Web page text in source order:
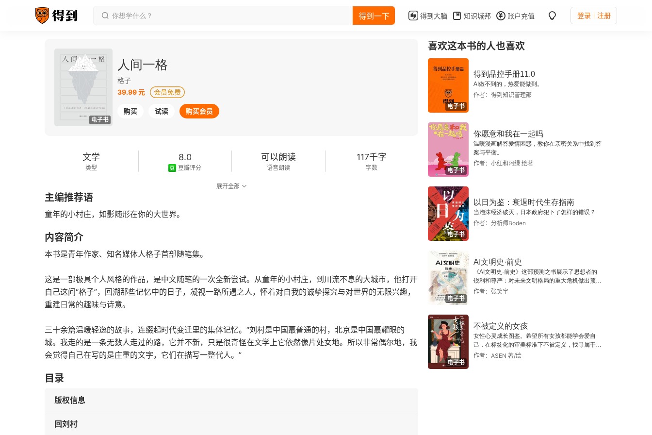
得到一下 得到大脑 知识城邦 账户充值 登录 注册
电子书
人间一格
格子
39.99 元
购买 试读 购买会员
文学
类型
8.0
豆瓣评分
可以朗读
语音朗读
117千字
字数
发行日期
展开全部
主编推荐语
童年的小村庄，如影随形在你的大世界。
内容简介
本书是青年作家、知名媒体人格子首部随笔集。
这是一部极具个人风格的作品，是中文随笔的一次全新尝试。从童年的小村庄，到川流不息的大城市，他打开
自己这间“格子”，回溯那些记忆中的日子，凝视一路所遇之人，怀着对自我的诚挚探究与对世界的无限兴趣，
重建日常的趣味与诗意。
三十余篇温暖轻逸的故事，连缀起时代变迁里的集体记忆。“刘村是中国蕞普通的村，北京是中国蕞耀眼的
城。我走的是一条无数人走过的路，它并不新，只是很奇怪在文学上它依然像片处女地。所以非常偶尔地，我
会觉得自己在写的是庄重的文字，它们在描写一整代人。”
目录
版权信息
回刘村
喜欢这本书的人也喜欢
电子书
得到品控手册11.0
AI做不到的，热爱能做到。
作者：得到知识管理部
电子书
你愿意和我在一起吗
温暖漫画解答爱情困惑，教你在亲密关系中找到答
案与平衡。
作者：小红和阿绿 绘著
电子书
以日为鉴：衰退时代生存指南
当泡沫经济破灭，日本政府犯下了怎样的错误？
作者：分析师Boden
电子书
AI文明史·前史
《AI文明史·前史》这部预测之书展示了思想者的
锐利和尊严：对未来文明格局的重大危机做出预
警，提示人类做出智慧的选择。
作者：张笑宇
电子书
不被定义的女孩
女性心灵成长图鉴。希望所有女孩都能学会爱自
己，在标签化的审美标准下不被定义，找寻属于自
己的生活态度与生活方式。
作者：ASEN 著/绘